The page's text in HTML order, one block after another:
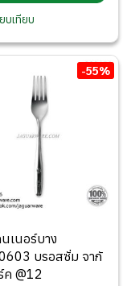
บเทียบ
-55%
เนอร์บาง
บรอสซั่ม จากั
ค @12